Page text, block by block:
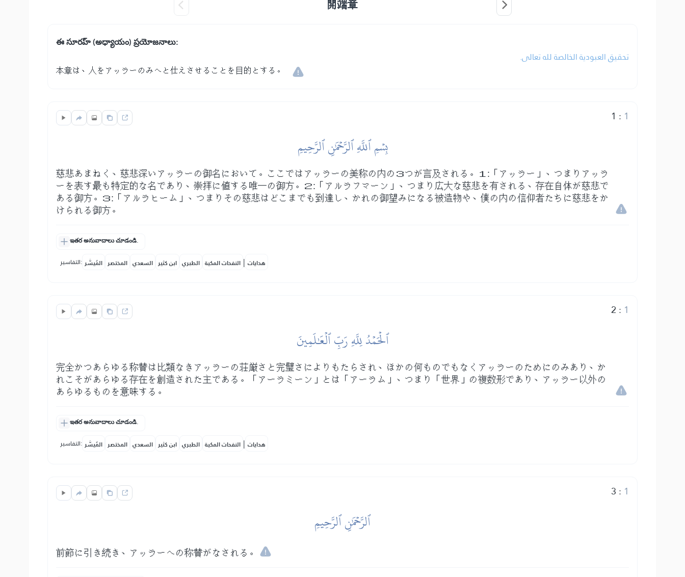
開端章
ఈ సూరహ్ (అధ్యాయం) ప్రయోజనాలు:
تحقيق العبودية الخالصة لله تعالى.
本章は、人をアッラーのみへと仕えさせることを目的とする。
1 : 1
بِسۡمِ ٱللَّهِ ٱلرَّحۡمَٰنِ ٱلرَّحِيمِ
慈悲あまねく、慈悲深いアッラーの御名において。ここではアッラーの美称の内の３つが言及される。１:「アッラー」、つまりアッラ
ーを表す最も特定的な名であり、崇拝に値する唯一の御方。２:「アルラフマーン」、つまり広大な慈悲を有される、存在自体が慈悲で
ある御方。３:「アルラヒーム」、つまりその慈悲はどこまでも到達し、かれの御望みになる被造物や、僕の内の信仰者たちに慈悲をか
けられる御方。
ఇతర అనువాదాలు చూడండి.
التفاسير: المُيسَّر المختصر السعدي ابن كثير الطبري النفحات المكية | هدايات
2 : 1
ٱلۡحَمۡدُ لِلَّهِ رَبِّ ٱلۡعَٰلَمِينَ
完全かつあらゆる称賛は比類なきアッラーの荘厳さと完璧さによりもたらされ、ほかの何ものでもなくアッラーのためにのみあり、か
れこそがあらゆる存在を創造された主である。「アーラミーン」とは「アーラム」、つまり「世界」の複数形であり、アッラー以外の
あらゆるものを意味する。
ఇతర అనువాదాలు చూడండి.
التفاسير: المُيسَّر المختصر السعدي ابن كثير الطبري النفحات المكية | هدايات
3 : 1
ٱلرَّحۡمَٰنِ ٱلرَّحِيمِ
前節に引き続き、アッラーへの称賛がなされる。